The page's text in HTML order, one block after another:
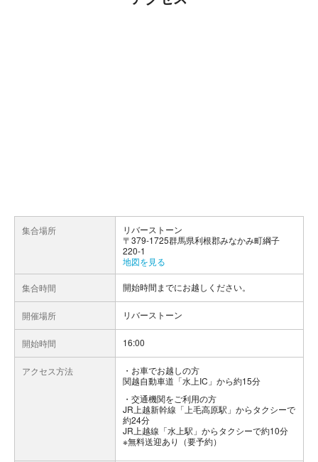
集合場所
リバーストーン
〒379-1725群馬県利根郡みなかみ町綱子
220-1
地図を見る
集合時間 開始時間までにお越しください。
開催場所 リバーストーン
開始時間 16:00
アクセス方法
お車でお越しの方
関越自動車道「水上IC」から約15分
交通機関をご利用の方
JR上越新幹線「上毛高原駅」からタクシーで
約24分
JR上越線「水上駅」からタクシーで約10分
※無料送迎あり（要予約）